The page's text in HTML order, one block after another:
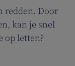
redden. Door
kan je snel
op letten?